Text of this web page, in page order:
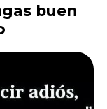
buen